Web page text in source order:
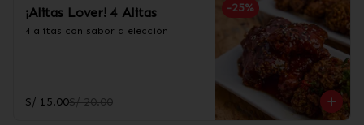
-25%
¡Alitas Lover! 4 Alitas
4 alitas con sabor a elección
S/ 15.00S/ 20.00